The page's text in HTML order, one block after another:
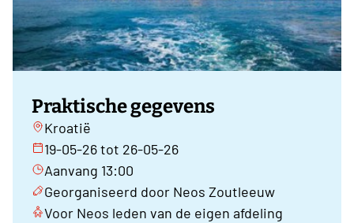
Praktische gegevens
Kroatië
19-05-26 tot 26-05-26
Aanvang 13:00
Georganiseerd door Neos Zoutleeuw
Voor Neos leden van de eigen afdeling